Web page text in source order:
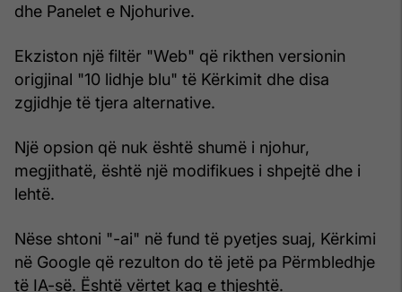
dhe Panelet e Njohurive.
Ekziston një filtër "Web" që rikthen versionin
origjinal "10 lidhje blu" të Kërkimit dhe disa
zgjidhje të tjera alternative.
Një opsion që nuk është shumë i njohur,
megjithatë, është një modifikues i shpejtë dhe i
lehtë.
Nëse shtoni "-ai" në fund të pyetjes suaj, Kërkimi
në Google që rezulton do të jetë pa Përmbledhje
të IA-së. Është vërtet kaq e thjeshtë.